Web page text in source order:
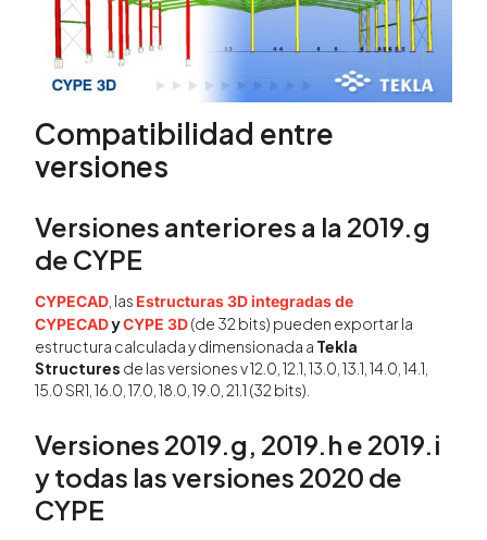
Compatibilidad entre
versiones
Versiones anteriores a la 2019.g
de CYPE
CYPECAD , las Estructuras 3D integradas de
CYPECADyCYPE 3D(de 32 bits) pueden exportar la
estructura calculada y dimensionada a Tekla
Structures de las versiones v 12.0, 12.1, 13.0, 13.1, 14.0, 14.1,
15.0 SR1, 16.0, 17.0, 18.0, 19.0, 21.1 (32 bits).
Versiones 2019.g, 2019.h e 2019.i
y todas las versiones 2020 de
CYPE